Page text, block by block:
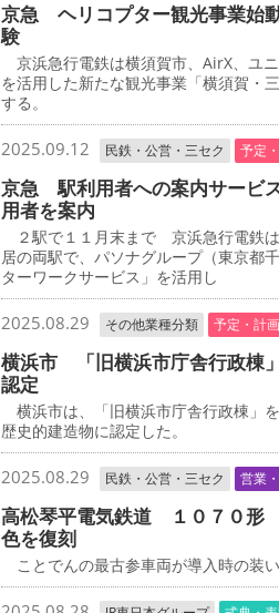
京急 ヘリコプター観光事業始
験
京浜急行電鉄は横須賀市、AirX、ユ
を活用した新たな観光事業「横須賀・
する。
2025.09.12 民鉄・公営・三セク 予定
京急 駅利用者への案内サービ
用者を案内
２駅で１１月末まで 京浜急行電鉄
居の両駅で、パソナグループ（東京都
ターワークサービス」を活用し
2025.08.29 その他業種分類 予定・計
横浜市 「旧横浜市庁舎行政棟
認定
横浜市は、「旧横浜市庁舎行政棟」
歴史的建造物に認定した。
2025.08.29 民鉄・公営・三セク 営業
高松琴平電気鉄道 １０７０形
色を復刻
ことでんの最古参車両が導入時の装